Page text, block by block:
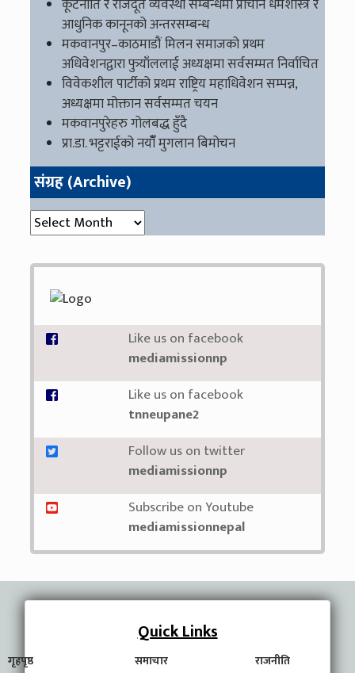
कूटनीति र राजदूत व्यवस्था सम्बन्धमा प्राचीन धर्मशास्त्र र
आधुनिक कानूनको अन्तरसम्बन्ध
मकवानपुर–काठमाडौं मिलन समाजको प्रथम
अधिवेशनद्वारा फुयाँललाई अध्यक्षमा सर्वसम्मत निर्वाचित
विवेकशील पार्टीको प्रथम राष्ट्रिय महाधिवेशन सम्पन्न,
अध्यक्षमा मोक्तान सर्वसम्मत चयन
मकवानपुरेहरु गोलबद्ध हुँदै
प्रा.डा. भट्टराईको नयाँँ मुगलान बिमोचन
संग्रह (Archive)
संग्रह (Archive)
Like us on facebook
mediamissionnp
Like us on facebook
tnneupane2
Follow us on twitter
mediamissionnp
Subscribe on Youtube
mediamissionnepal
Quick Links
गृहपृष्ठ समाचार
राजनीति